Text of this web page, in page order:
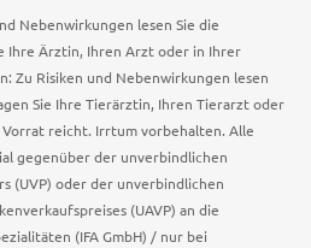
Nebenwirkungen lesen Sie die
Ihre Ärztin, Ihren Arzt oder in Ihrer
Zu Risiken und Nebenwirkungen lesen
Sie Ihre Tierärztin, Ihren Tierarzt oder
reicht. Irrtum vorbehalten. Alle
gegenüber der unverbindlichen
(UVP) oder der unverbindlichen
(UAVP) an die
(IFA GmbH) / nur bei